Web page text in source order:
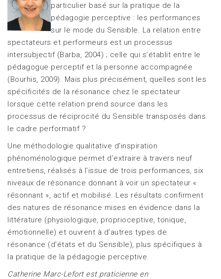
particulier basé sur la pratique de la
pédagogie perceptive : les performances
sur le mode du Sensible. La relation entre
spectateurs et performeurs est un processus
intersubjectif (Barba, 2004) ; celle qui s’établit entre le
pédagogue perceptif et la personne accompagnée
(Bourhis, 2009). Mais plus précisément, quelles sont les
spécificités de la résonance chez le spectateur
lorsque cette relation prend source dans les
processus de réciprocité du Sensible transposés dans
le cadre performatif ?
Une méthodologie qualitative d’inspiration
phénoménologique permet d’extraire à travers neuf
entretiens, réalisés à l’issue de trois performances, six
niveaux de résonance donnant à voir un spectateur «
résonnant », actif et mobilisé. Les résultats confirment
des natures de résonance mises en évidence dans la
littérature (physiologique, proprioceptive, tonique,
émotionnelle) et ouvrent à d’autres types de
résonance (d’états et du Sensible), plus spécifiques à
la pratique de la pédagogie perceptive.
Catherine Marc-Lefort est praticienne en